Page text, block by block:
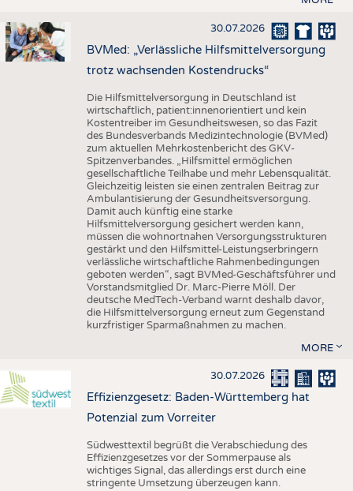
30.07.2026
BVMed: „Verlässliche Hilfsmittelversorgung
trotz wachsenden Kostendrucks“
Die Hilfsmittelversorgung in Deutschland ist
wirtschaftlich, patient:innenorientiert und kein
Kostentreiber im Gesundheitswesen, so das Fazit
des Bundesverbands Medizintechnologie (BVMed)
zum aktuellen Mehrkostenbericht des GKV-
Spitzenverbandes. „Hilfsmittel ermöglichen
gesellschaftliche Teilhabe und mehr Lebensqualität.
Gleichzeitig leisten sie einen zentralen Beitrag zur
Ambulantisierung der Gesundheitsversorgung.
Damit auch künftig eine starke
Hilfsmittelversorgung gesichert werden kann,
müssen die wohnortnahen Versorgungsstrukturen
gestärkt und den Hilfsmittel-Leistungserbringern
verlässliche wirtschaftliche Rahmenbedingungen
geboten werden“, sagt BVMed-Geschäftsführer und
Vorstandsmitglied Dr. Marc-Pierre Möll. Der
deutsche MedTech-Verband warnt deshalb davor,
die Hilfsmittelversorgung erneut zum Gegenstand
kurzfristiger Sparmaßnahmen zu machen.
MORE
30.07.2026
Effizienzgesetz: Baden-Württemberg hat
Potenzial zum Vorreiter
Südwesttextil begrüßt die Verabschiedung des
Effizienzgesetzes vor der Sommerpause als
wichtiges Signal, das allerdings erst durch eine
stringente Umsetzung überzeugen kann.